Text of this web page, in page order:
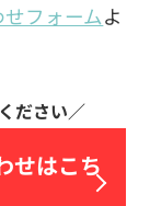
フォームよ
せはこち